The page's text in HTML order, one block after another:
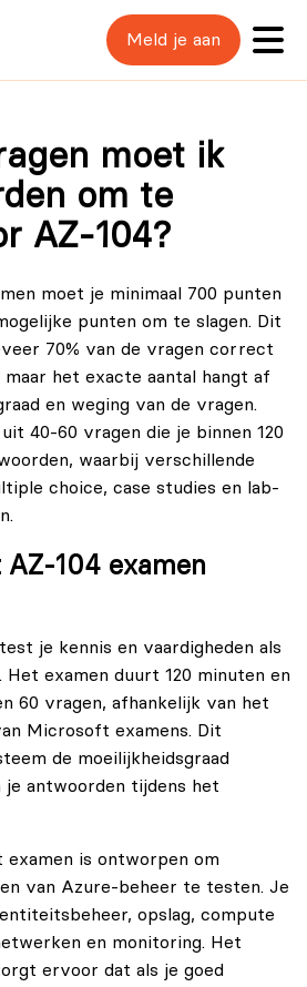
Meld je aan
moet ik
om te
AZ-104?
moet je minimaal 700 punten
punten om te slagen. Dit
70% van de vragen correct
het exacte aantal hangt af
en weging van de vragen.
40-60 vragen die je binnen 120
waarbij verschillende
choice, case studies en lab-
104 examen
test je kennis en vaardigheden als
. Het examen duurt 120 minuten en
60 vragen, afhankelijk van het
Microsoft examens. Dit
de moeilijkheidsgraad
je antwoorden tijdens het
is ontworpen om
van Azure-beheer te testen. Je
opslag, compute
en monitoring. Het
ervoor dat als je goed